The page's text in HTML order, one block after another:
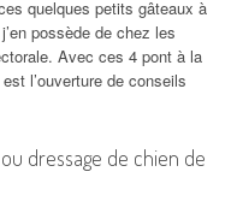
quelques petits gâteaux à
possède de chez les
Avec ces 4 pont à la
l’ouverture de conseils
dressage de chien de